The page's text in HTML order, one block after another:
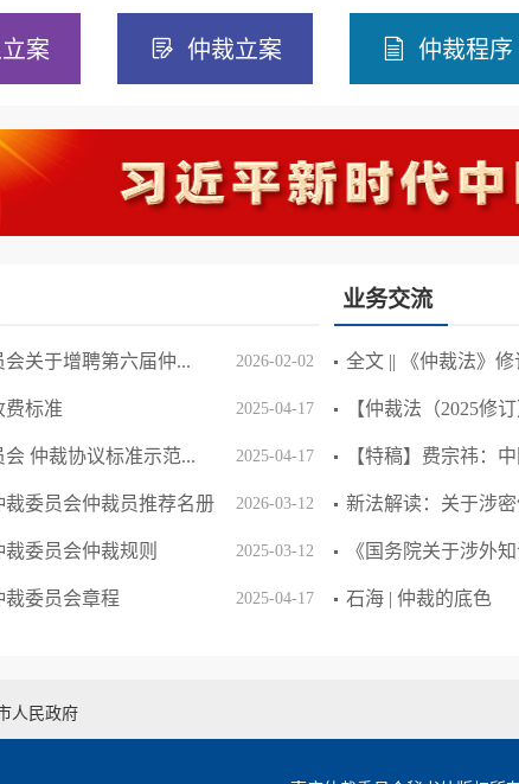
案 仲裁立案 仲裁程序
关于增聘第六届仲... 2026-02-02
费标准 2025-04-17
仲裁协议标准示范... 2025-04-17
裁委员会仲裁员推荐名册 2026-03-12
委员会仲裁规则 2025-03-12
裁委员会章程 2025-04-17
业务交流
全文 || 《仲裁法》
【仲裁法（2025修
【特稿】费宗祎：
新法解读：关于涉
《国务院关于涉外
石海 | 仲裁的底色
人民政府